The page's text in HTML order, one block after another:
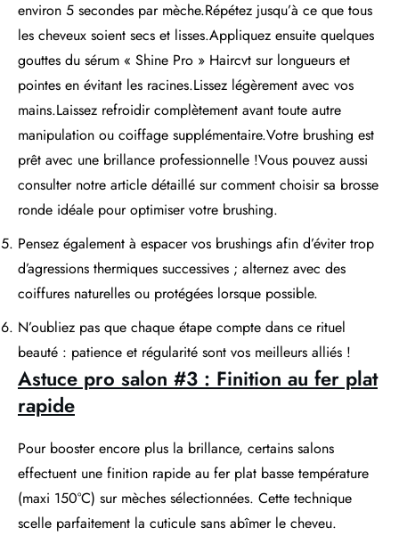
environ 5 secondes par mèche.Répétez jusqu’à ce que tous
les cheveux soient secs et lisses.Appliquez ensuite quelques
gouttes du sérum « Shine Pro » Haircvt sur longueurs et
pointes en évitant les racines.Lissez légèrement avec vos
mains.Laissez refroidir complètement avant toute autre
manipulation ou coiffage supplémentaire.Votre brushing est
prêt avec une brillance professionnelle !Vous pouvez aussi
consulter notre article détaillé sur comment choisir sa brosse
ronde idéale pour optimiser votre brushing.
Pensez également à espacer vos brushings afin d’éviter trop
d’agressions thermiques successives ; alternez avec des
coiffures naturelles ou protégées lorsque possible.
N’oubliez pas que chaque étape compte dans ce rituel
beauté : patience et régularité sont vos meilleurs alliés !
Astuce pro salon #3 : Finition au fer plat
rapide
Pour booster encore plus la brillance, certains salons
effectuent une finition rapide au fer plat basse température
(maxi 150°C) sur mèches sélectionnées. Cette technique
scelle parfaitement la cuticule sans abîmer le cheveu.